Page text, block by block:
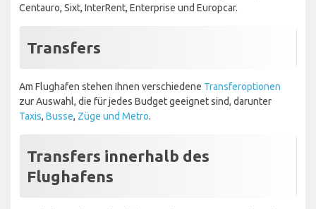
Centauro, Sixt, InterRent, Enterprise und Europcar.
Transfers
Am Flughafen stehen Ihnen verschiedene Transferoptionen
zur Auswahl, die für jedes Budget geeignet sind, darunter
Taxis, Busse, Züge und Metro.
Transfers innerhalb des
Flughafens